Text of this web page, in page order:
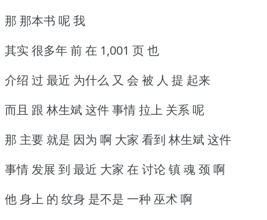
那 那本书 呢 我
其实 很多年 前 在 1,001 页 也
介绍 过 最近 为什么 又 会 被 人 提 起来
而且 跟 林生斌 这件 事情 拉上 关系 呢
那 主要 就是 因为 啊 大家 看到 林生斌 这件
事情 发展 到 最近 大家 在 讨论 镇 魂 颈 啊
他 身上 的 纹身 是不是 一种 巫术 啊